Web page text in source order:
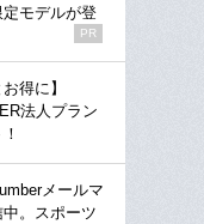
モデルが登
PR
得に】
法人プラン
メールマ
。スポーツ